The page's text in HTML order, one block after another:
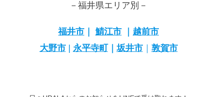
－福井県エリア別－
福井市 鯖江市
越前市
大野市| 永平寺町｜坂井市｜ 敦賀市